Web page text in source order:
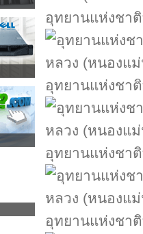
อุทยานแห่งชา
อุทยานแห่งชา
อุทยานแห่งชา
อุทยานแห่งชา